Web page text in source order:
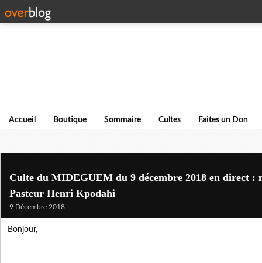
Accueil Boutique Sommaire Cultes Faites un Don
Culte du MIDEGUEM du 9 décembre 2018 en direct :
Pasteur Henri Kpodahi
9 Décembre 2018
Bonjour,